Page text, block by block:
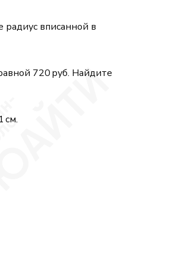
радиус вписанной в
720 руб. Найдите
см.